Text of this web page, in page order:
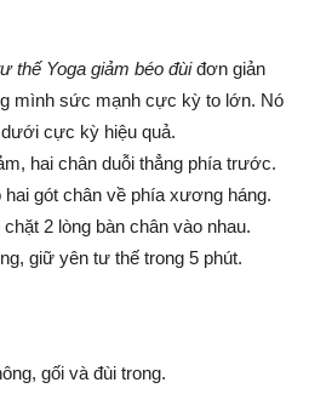
thế Yoga giảm béo đùiđơn giản
mình sức mạnh cực kỳ to lớn. Nó
cực kỳ hiệu quả.
hai chân duỗi thẳng phía trước.
gót chân về phía xương háng.
2 lòng bàn chân vào nhau.
giữ yên tư thế trong 5 phút.
gối và đùi trong.